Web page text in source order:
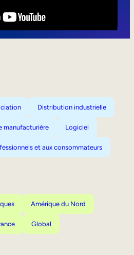
Distribution industrielle
manufacturière Logiciel
et aux consommateurs
Amérique du Nord
Global